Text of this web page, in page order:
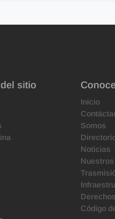
sitio
Inicio
Somos
Noticias
Código